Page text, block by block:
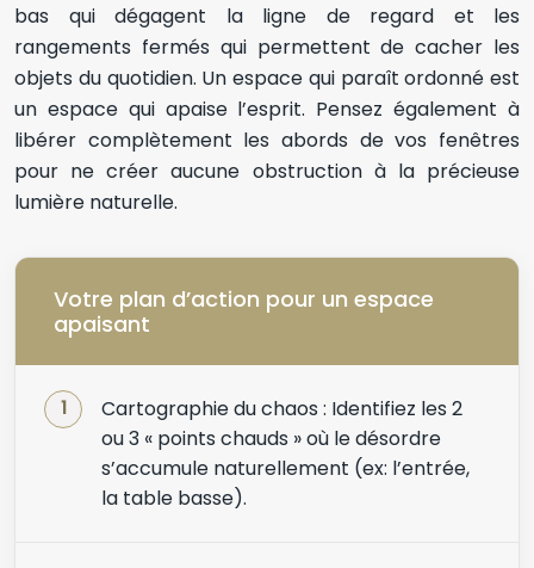
bas qui dégagent la ligne de regard et les
rangements fermés qui permettent de cacher les
objets du quotidien. Un espace qui paraît ordonné est
un espace qui apaise l’esprit. Pensez également à
libérer complètement les abords de vos fenêtres
pour ne créer aucune obstruction à la précieuse
lumière naturelle.
Votre plan d’action pour un espace
apaisant
Cartographie du chaos : Identifiez les 2
ou 3 « points chauds » où le désordre
s’accumule naturellement (ex: l’entrée,
la table basse).